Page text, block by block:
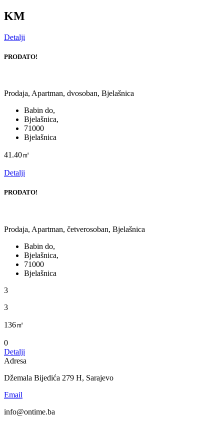
KM
Detalji
PRODATO!
Prodaja, Apartman, dvosoban, Bjelašnica
Babin do,
Bjelašnica,
71000
Bjelašnica
41.40㎡
Detalji
PRODATO!
Prodaja, Apartman, četverosoban, Bjelašnica
Babin do,
Bjelašnica,
71000
Bjelašnica
3
3
136㎡
0
Detalji
Adresa
Džemala Bijedića 279 H, Sarajevo
Email
info@ontime.ba